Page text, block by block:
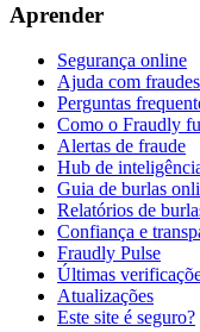
Aprender
Segurança online
Ajuda com fraudes
Perguntas
Como o Fraudly
Alertas de fraude
Hub de
Guia de burlas
Relatórios de
Confiança e
Fraudly Pulse
Últimas
Atualizações
Este site é seguro?